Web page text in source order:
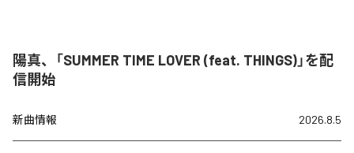
陽真、「SUMMER TIME LOVER (feat. THINGS)」を配
信開始
新曲情報 2026.8.5